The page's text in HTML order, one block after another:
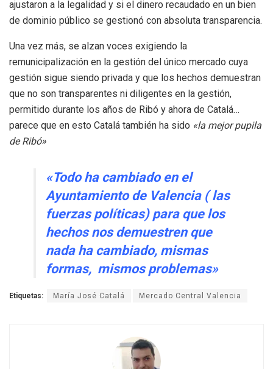
ajustaron a la legalidad y si el dinero recaudado en un bien
de dominio público se gestionó con absoluta transparencia.
Una vez más, se alzan voces exigiendo la
remunicipalización en la gestión del único mercado cuya
gestión sigue siendo privada y que los hechos demuestran
que no son transparentes ni diligentes en la gestión,
permitido durante los años de Ribó y ahora de Catalá…
parece que en esto Catalá también ha sido «la mejor pupila
de Ribó»
«Todo ha cambiado en el
Ayuntamiento de Valencia ( las
fuerzas políticas) para que los
hechos nos demuestren que
nada ha cambiado, mismas
formas, mismos problemas»
Etiquetas: María José Catalá Mercado Central Valencia